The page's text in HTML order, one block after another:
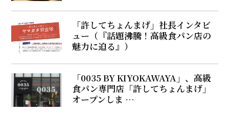
「許してちょんまげ」社長インタビ
ュー（『話題沸騰！高級食パン店の
魅力に迫る』）
「0035 BY KIYOKAWAYA」、高級
食パン専門店「許してちょんまげ」
オープンしま …